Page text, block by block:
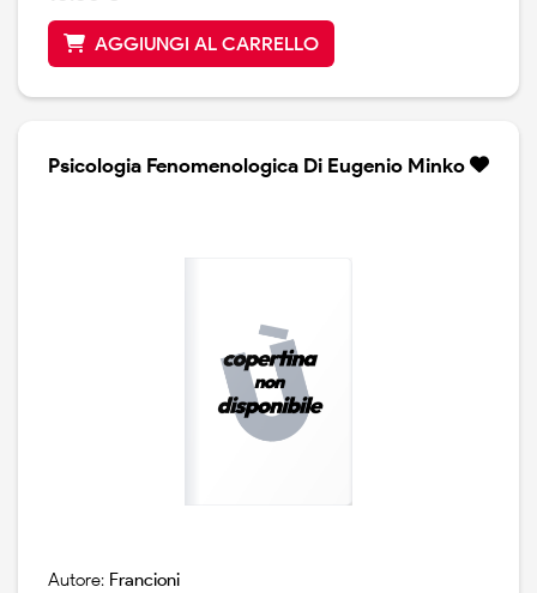
AGGIUNGI AL CARRELLO
Psicologia Fenomenologica Di Eugenio Minko
Autore: Francioni